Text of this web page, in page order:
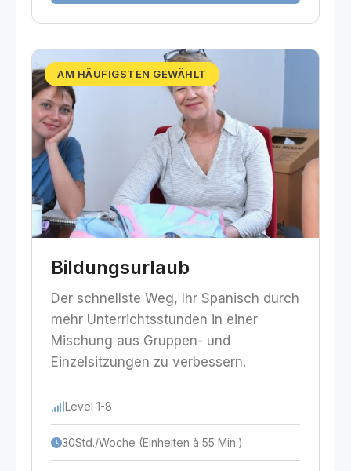
AM HÄUFIGSTEN GEWÄHLT
Bildungsurlaub
Der schnellste Weg, Ihr Spanisch durch
mehr Unterrichtsstunden in einer
Mischung aus Gruppen- und
Einzelsitzungen zu verbessern.
Level 1-8
30Std./Woche (Einheiten à 55 Min.)